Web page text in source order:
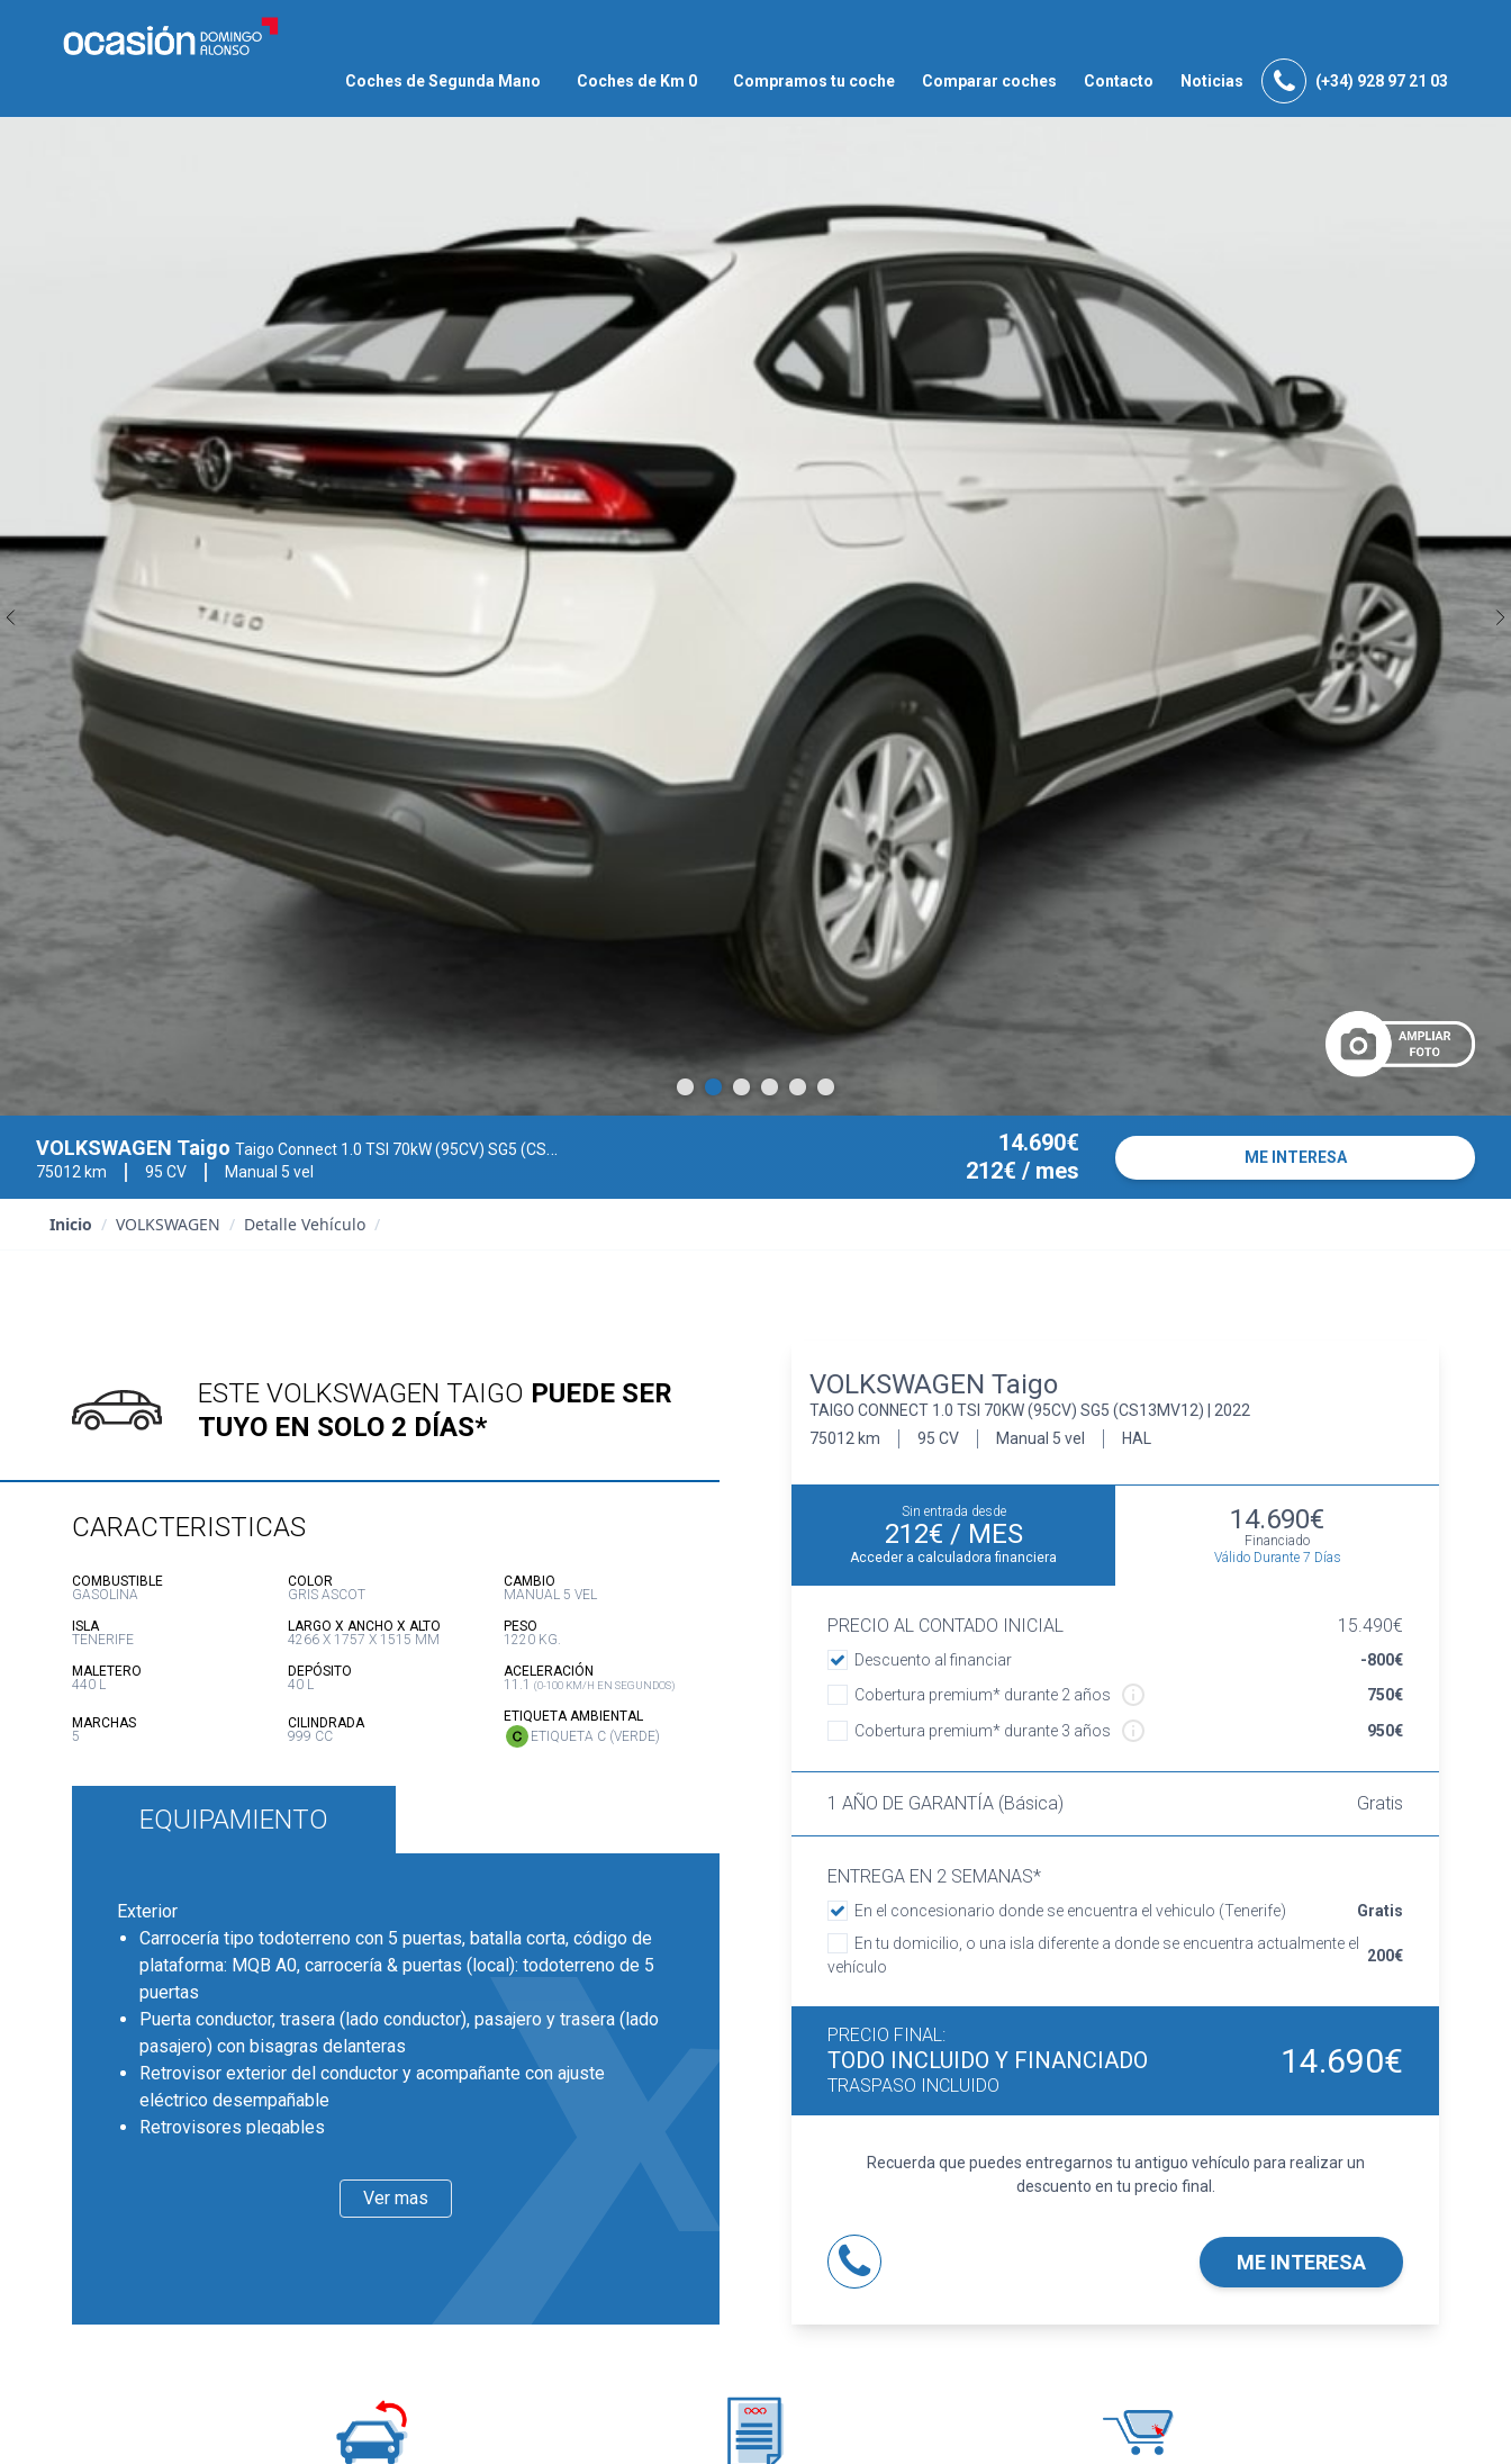
Coches de Segunda Mano Coches de Km 0 Compramos tu coche Comparar coches Contacto Noticias (+34) 928 97 21 03
VOLKSWAGEN Taigo Taigo Connect 1.0 TSI 70kW (95CV) SG5 (CS13MV12)
75012 km
95 CV Manual 5 vel
14.690€
212€ / mes
ME INTERESA
Inicio / VOLKSWAGEN / Detalle Vehículo /
ESTE VOLKSWAGEN TAIGO PUEDE SER
TUYO EN SOLO 2 DÍAS*
CARACTERISTICAS
COMBUSTIBLE:
GASOLINA
COLOR
GRIS ASCOT
CAMBIO
MANUAL 5 VEL
ISLA:
TENERIFE
LARGO X ANCHO X ALTO
4266 X 1757 X 1515 MM
PESO
1220 KG.
MALETERO
440 L
DEPÓSITO
40 L
ACELERACIÓN
11.1
(0-100 KM/H EN SEGUNDOS)
MARCHAS:
5
CILINDRADA:
999 CC
ETIQUETA AMBIENTAL
ETIQUETA C (VERDE)
EQUIPAMIENTO
Exterior
Carrocería tipo todoterreno con 5 puertas, batalla corta, código de
plataforma: MQB A0, carrocería & puertas (local): todoterreno de 5
puertas
Puerta conductor, trasera (lado conductor), pasajero y trasera (lado
pasajero) con bisagras delanteras
Retrovisor exterior del conductor y acompañante con ajuste
eléctrico desempañable
Retrovisores plegables
diámetro y 6,0 pulgadas de ancho 40,6 y 15,2
Faros con lente de superficie compleja, bombilla LED y luz larga con
Asientos traseros de tres plazas de tipo banco de orientación
delantera ajuste longitudinal manual con respaldo abatible
Ver mas
VOLKSWAGEN Taigo
TAIGO CONNECT 1.0 TSI 70KW (95CV) SG5 (CS13MV12) | 2022
75012 km
95 CV Manual 5 vel HAL
Sin entrada desde
212€ / MES
Acceder a calculadora financiera
14.690€
Financiado
Válido Durante 7 Días
PRECIO AL CONTADO INICIAL 15.490€
Descuento al financiar
-800€
Cobertura premium* durante 2 años
750€
Cobertura premium* durante 3 años
950€
1 AÑO DE GARANTÍA (Básica) Gratis
ENTREGA EN 2 SEMANAS*
En el concesionario donde se encuentra el vehiculo (Tenerife)
Gratis
En tu domicilio, o una isla diferente a donde se encuentra actualmente el
vehículo
200€
PRECIO FINAL:
TODO INCLUIDO Y FINANCIADO
TRASPASO INCLUIDO
14.690€
Recuerda que puedes entregarnos tu antiguo vehículo para realizar un
descuento en tu precio final.
ME INTERESA